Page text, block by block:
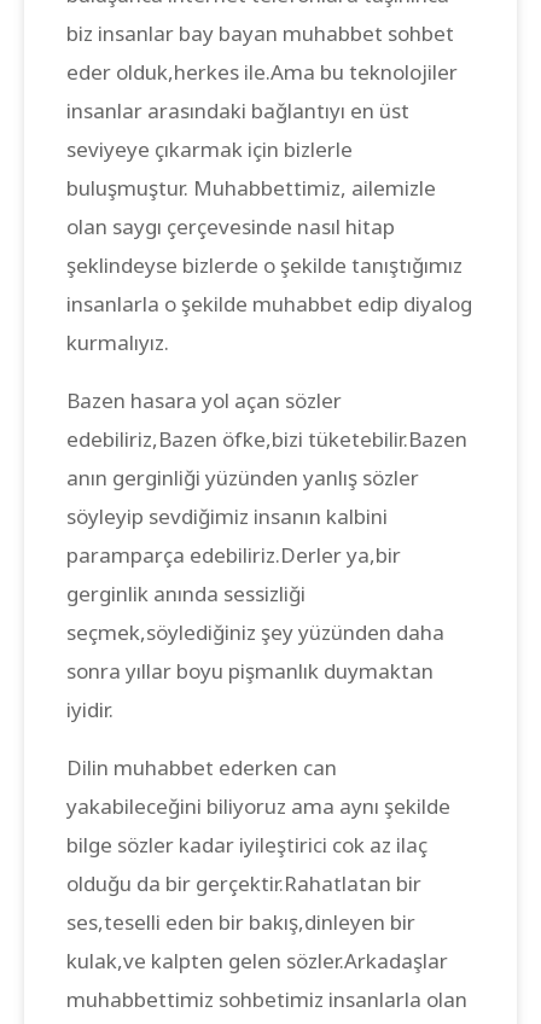
biz insanlar bay bayan muhabbet sohbet
eder olduk,herkes ile.Ama bu teknolojiler
insanlar arasındaki bağlantıyı en üst
seviyeye çıkarmak için bizlerle
buluşmuştur. Muhabbettimiz, ailemizle
olan saygı çerçevesinde nasıl hitap
şeklindeyse bizlerde o şekilde tanıştığımız
insanlarla o şekilde muhabbet edip diyalog
kurmalıyız.
Bazen hasara yol açan sözler
edebiliriz,Bazen öfke,bizi tüketebilir.Bazen
anın gerginliği yüzünden yanlış sözler
söyleyip sevdiğimiz insanın kalbini
paramparça edebiliriz.Derler ya,bir
gerginlik anında sessizliği
seçmek,söylediğiniz şey yüzünden daha
sonra yıllar boyu pişmanlık duymaktan
iyidir.
Dilin muhabbet ederken can
yakabileceğini biliyoruz ama aynı şekilde
bilge sözler kadar iyileştirici cok az ilaç
olduğu da bir gerçektir.Rahatlatan bir
ses,teselli eden bir bakış,dinleyen bir
kulak,ve kalpten gelen sözler.Arkadaşlar
muhabbettimiz sohbetimiz insanlarla olan